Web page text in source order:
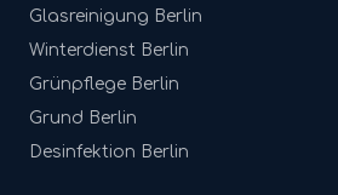
Glasreinigung Berlin
Winterdienst Berlin
Grünpflege Berlin
Grund Berlin
Desinfektion Berlin